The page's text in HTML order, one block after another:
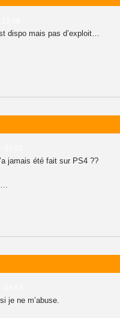
dispo mais pas d’exploit…
jamais été fait sur PS4 ??
je ne m’abuse.